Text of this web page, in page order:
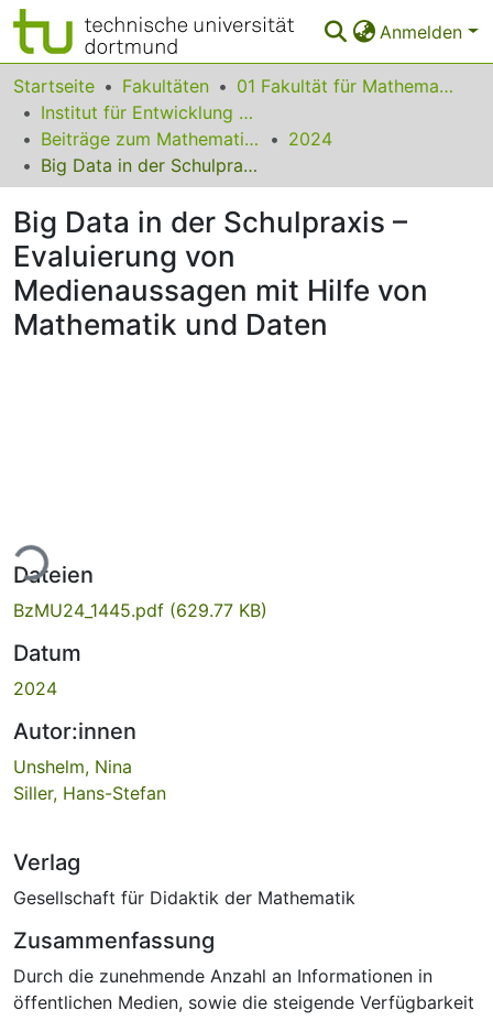
Anmelden
Bereiche & Sammlungen
Das gesamte Repositorium
Statistiken
FAQ
Leitlinien
Zurück zur Startseite
Startseite Fakultäten
01 Fakultät für Mathematik
Institut für Entwicklung und Erforschung des Mathematikunterrichts
Beiträge zum Mathematikunterricht
2024
Big Data in der Schulpraxis – Evaluierung von Medienaussagen mit Hilfe von Mathematik und Daten
Big Data in der Schulpraxis –
Evaluierung von
Medienaussagen mit Hilfe von
Mathematik und Daten
Dateien
BzMU24_1445.pdf (629.77 KB)
Datum
2024
Autor:innen
Unshelm, Nina
Siller, Hans-Stefan
Verlag
Gesellschaft für Didaktik der Mathematik
Zusammenfassung
Durch die zunehmende Anzahl an Informationen in
öffentlichen Medien, sowie die steigende Verfügbarkeit